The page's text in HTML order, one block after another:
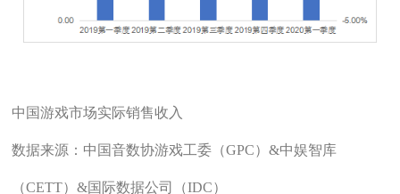
中国游戏市场实际销售收入
数据来源：中国音数协游戏工委（GPC）&中娱智库
（CETT）&国际数据公司（IDC）